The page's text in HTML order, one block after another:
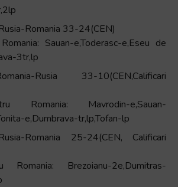
Romania 33-24(CEN)
Sauan-e,Toderasc-e,Eseu de
3tr,lp
Rusia 33-10(CEN,Calificari
Romania: Mavrodin-e,Sauan-
e,Dumbrava-tr,lp,Tofan-lp
Romania 25-24(CEN, Calificari
Romania: Brezoianu-2e,Dumitras-